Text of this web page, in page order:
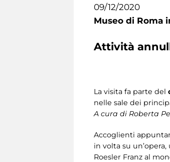
09/12/2020
Museo di Roma
Attività
La visita fa parte del
nelle sale dei
A cura di Roberta
Accoglienti
in volta su
Roesler Franz al